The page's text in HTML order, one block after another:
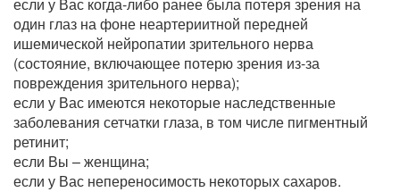
один глаз на фоне неартериитной передней
ишемической нейропатии зрительного нерва
(состояние, включающее потерю зрения из-за
повреждения зрительного нерва);
если у Вас имеются некоторые наследственные
заболевания сетчатки глаза, в том числе пигментный
ретинит;
если Вы – женщина;
если у Вас непереносимость некоторых сахаров.